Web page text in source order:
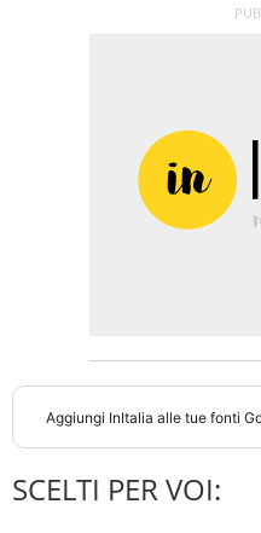
Aggiungi InItalia alle tue fonti
SCELTI PER VOI: